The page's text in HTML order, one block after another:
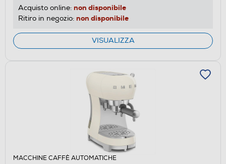
Acquisto online: non disponibile
Ritiro in negozio: non disponibile
VISUALIZZA
MACCHINE CAFFÈ AUTOMATICHE